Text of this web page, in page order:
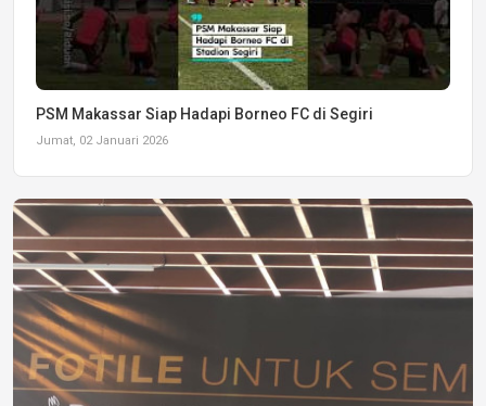
PSM Makassar Siap Hadapi Borneo FC di Segiri
Jumat, 02 Januari 2026